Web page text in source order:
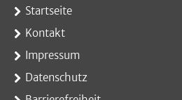
Startseite
Kontakt
Impressum
Datenschutz